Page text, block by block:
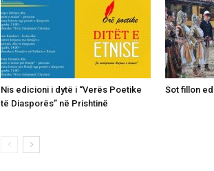
Nis edicioni i dytë i “Verës Poetike
të Diasporës” në Prishtinë
Sot fillon